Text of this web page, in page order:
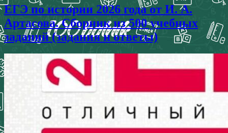
ЕГЭ по истории 2026 года от И. А.
Артасова. Сборник из 500 учебных
заданий (задания и ответы)